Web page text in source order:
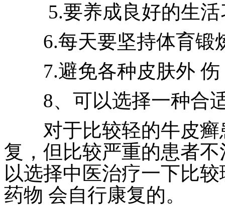
5.要养成良好的生活
6.每天要坚持体育锻
7.避免各种皮肤外 伤
8、可以选择一种合适
对于比较轻的牛皮癣
复，但比较严重的患者
以选择中医治疗一下比
药物 会自行康复的。